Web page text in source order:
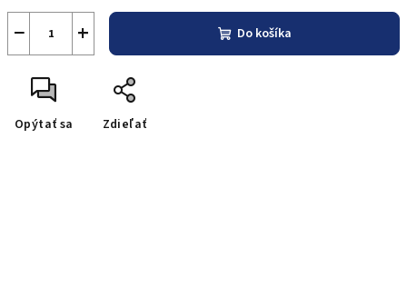
+
− Do košíka
Opýtať sa Zdieľať